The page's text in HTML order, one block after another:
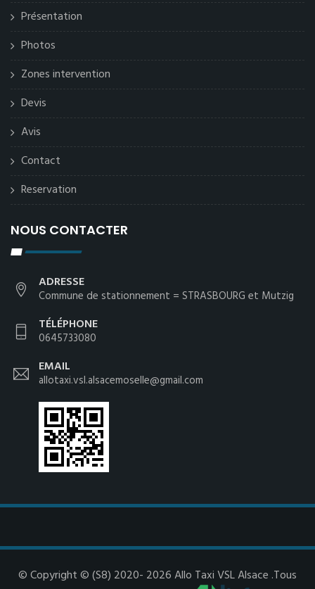
Présentation
Photos
Zones intervention
Devis
Avis
Contact
Reservation
NOUS CONTACTER
ADRESSE
Commune de stationnement = STRASBOURG et Mutzig
TÉLÉPHONE
0645733080
EMAIL
allotaxi.vsl.alsacemoselle@gmail.com
© Copyright © (S8) 2020- 2026 Allo Taxi VSL Alsace .Tous